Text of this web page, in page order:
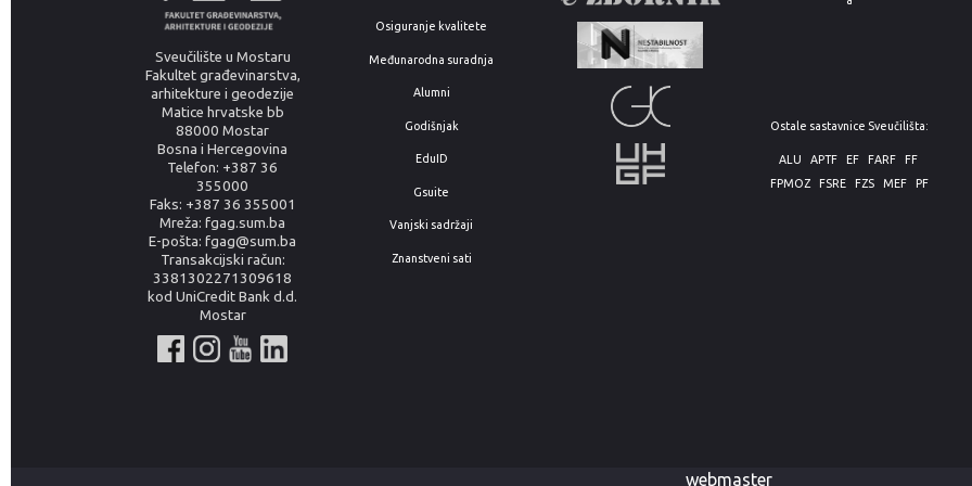
Sveučilište u Mostaru
Fakultet građevinarstva,
arhitekture i geodezije
Matice hrvatske bb
88000 Mostar
Bosna i Hercegovina
Telefon: +387 36
355000
Faks: +387 36 355001
Mreža: fgag.sum.ba
E-pošta: fgag@sum.ba
Transakcijski račun:
3381302271309618
kod UniCredit Bank d.d.
Mostar
Osiguranje kvalitete
Međunarodna suradnja
Alumni
Godišnjak
EduID
Gsuite
Vanjski sadržaji
Znanstveni sati
Ostale sastavnice Sveučilišta:
ALU APTF EF FARF
FF
FPMOZ
FSRE FZS MEF PF
webmaster